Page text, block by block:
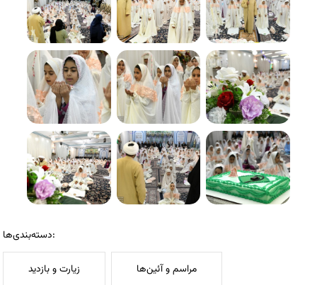
دسته‌بندی‌ها:
زیارت و بازدید مراسم و آئین‌ها